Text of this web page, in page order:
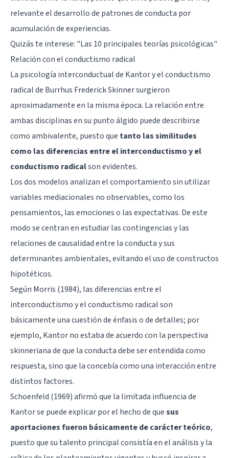
relevante el desarrollo de patrones de conducta por
acumulación de experiencias.
Quizás te interese: "Las 10 principales teorías psicológicas"
Relación con el conductismo radical
La psicología interconductual de Kantor y el conductismo
radical de Burrhus Frederick Skinner surgieron
aproximadamente en la misma época. La relación entre
ambas disciplinas en su punto álgido puede describirse
como ambivalente, puesto que tanto las similitudes
como las diferencias entre el interconductismo y el
conductismo radicalson evidentes.
Los dos modelos analizan el comportamiento sin utilizar
variables mediacionales no observables, como los
pensamientos, las emociones o las expectativas. De este
modo se centran en estudiar las contingencias y las
relaciones de causalidad entre la conducta y sus
determinantes ambientales, evitando el uso de constructos
hipotéticos.
Según Morris (1984), las diferencias entre el
interconductismo y el conductismo radical son
básicamente una cuestión de énfasis o de detalles; por
ejemplo, Kantor no estaba de acuerdo con la perspectiva
skinneriana de que la conducta debe ser entendida como
respuesta, sino que la concebía como una interacción entre
distintos factores.
Schoenfeld (1969) afirmó que la limitada influencia de
Kantor se puede explicar por el hecho de quesus
aportaciones fueron básicamente de carácter teórico,
puesto que su talento principal consistía en el análisis y la